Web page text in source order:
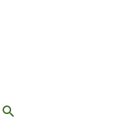
Suchen